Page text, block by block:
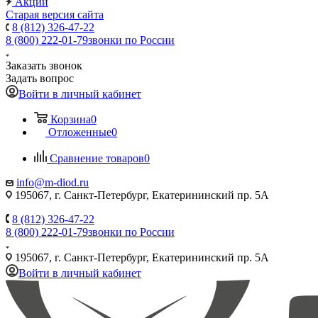
Старая версия сайта
8 (812) 326-47-22
8 (800) 222-01-79звонки по России
Заказать звонок
Задать вопрос
Войти в личный кабинет
Корзина0
Отложенные0
Сравнение товаров0
info@m-diod.ru
195067, г. Санкт-Петербург, Екатерининский пр. 5А
8 (812) 326-47-22
8 (800) 222-01-79звонки по России
195067, г. Санкт-Петербург, Екатерининский пр. 5А
Войти в личный кабинет